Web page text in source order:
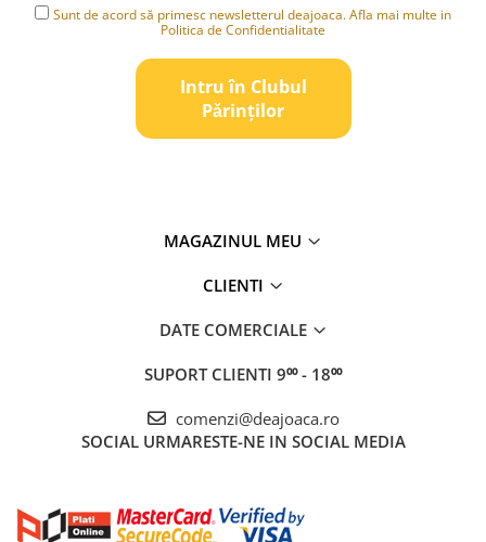
Sunt de acord să primesc newsletterul deajoaca. Afla mai multe in
Politica de Confidentialitate
Intru în Clubul
Pǎrinților
MAGAZINUL MEU
CLIENTI
DATE COMERCIALE
SUPORT CLIENTI 9⁰⁰ - 18⁰⁰
comenzi@deajoaca.ro
SOCIAL URMARESTE-NE IN SOCIAL MEDIA